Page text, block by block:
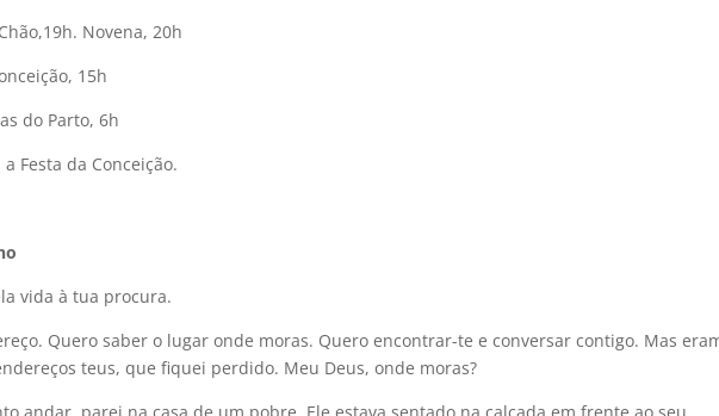
Novena, 20h
15h
do Parto, 6h
Festa da Conceição.
vida à tua procura.
Quero saber o lugar onde moras. Quero encontrar-te e conversar contigo. Mas
teus, que fiquei perdido. Meu Deus, onde moras?